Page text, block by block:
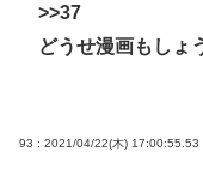
>>37
どうせ漫画もしょ
93 : 2021/04/22(木) 17:00:55.53